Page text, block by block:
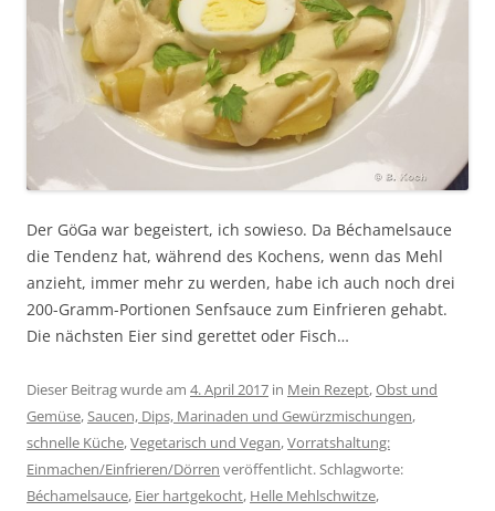
Der GöGa war begeistert, ich sowieso. Da Béchamelsauce
die Tendenz hat, während des Kochens, wenn das Mehl
anzieht, immer mehr zu werden, habe ich auch noch drei
200-Gramm-Portionen Senfsauce zum Einfrieren gehabt.
Die nächsten Eier sind gerettet oder Fisch…
Dieser Beitrag wurde am 4. April 2017 in Mein Rezept,Obst und
Gemüse,Saucen, Dips, Marinaden und Gewürzmischungen,
schnelle Küche,Vegetarisch und Vegan,Vorratshaltung:
Einmachen/Einfrieren/Dörren veröffentlicht. Schlagworte:
Béchamelsauce, Eier hartgekocht, Helle Mehlschwitze,